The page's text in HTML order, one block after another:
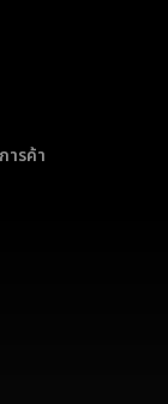
ารค้า